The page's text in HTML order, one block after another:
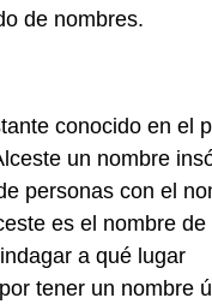
de nombres.
conocido en el
un nombre
personas con el
es el nombre de
a qué lugar
tener un nombre